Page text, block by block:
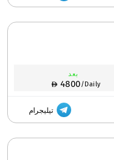
بعد
4800/Daily
تيليجرام